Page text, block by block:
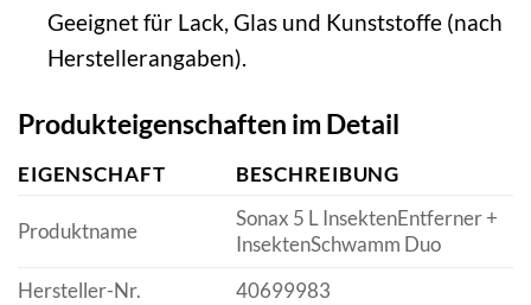
Geeignet für Lack, Glas und Kunststoffe (nach
Herstellerangaben).
Produkteigenschaften im Detail
EIGENSCHAFT BESCHREIBUNG
Produktname
Sonax 5 L InsektenEntferner +
InsektenSchwamm Duo
Hersteller-Nr.
40699983